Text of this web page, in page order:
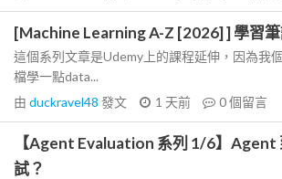
[Machine Learning A-Z [2026] ] 學習
這個系列文章是Udemy上的課程延伸，因為我
檔學一點data...
由 duckravel48 發文 1 天前 0個留言
【Agent Evaluation 系列 1/6】Agent
試？